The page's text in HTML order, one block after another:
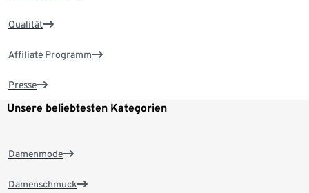
Qualität
Affiliate Programm
Presse
Unsere beliebtesten Kategorien
Damenmode
Damenschmuck